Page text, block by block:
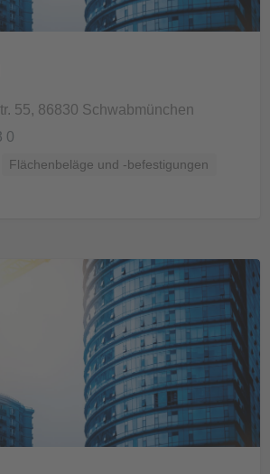
55, 86830 Schwabmünchen
0
Flächenbeläge und -befestigungen